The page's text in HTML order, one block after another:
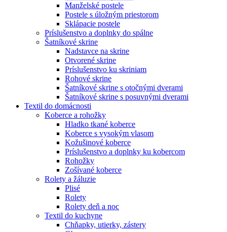
Manželské postele
Postele s úložným priestorom
Sklápacie postele
Príslušenstvo a doplnky do spálne
Šatníkové skrine
Nadstavce na skrine
Otvorené skrine
Príslušenstvo ku skriniam
Rohové skrine
Šatníkové skrine s otočnými dverami
Šatníkové skrine s posuvnými dverami
Textil do domácnosti
Koberce a rohožky
Hladko tkané koberce
Koberce s vysokým vlasom
Kožušinové koberce
Príslušenstvo a doplnky ku kobercom
Rohožky
Zošívané koberce
Rolety a žáluzie
Plisé
Rolety
Rolety deň a noc
Textil do kuchyne
Chňapky, utierky, zástery